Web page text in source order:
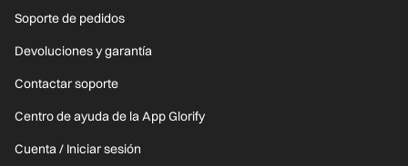
Soporte de pedidos
Devoluciones y garantía
Contactar soporte
Centro de ayuda de la App Glorify
Cuenta / Iniciar sesión